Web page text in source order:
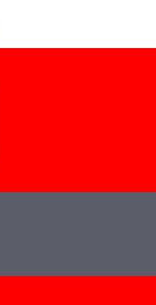
Kaç